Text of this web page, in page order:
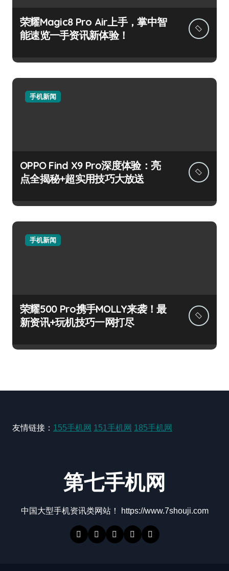
荣耀Magic8 Pro Air上手，掌中智
能速览一手资讯新体验！
手机新闻
OPPO Find X9 Pro深度体验：亮
点全揭秘+超实用技巧大放送
手机新闻
荣耀500 Pro携手MOLLY来袭！最
新资讯+玩机技巧一网打尽
友情链接： 155手机网 151手机网 185手机网
第七手机网
中国大型手机资讯类网站！ https://www.7shouji.com